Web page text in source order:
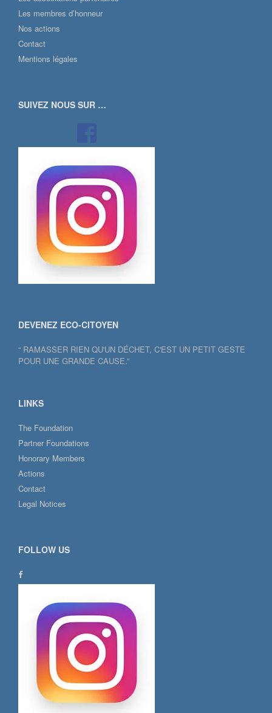
Les membres d’honneur
Nos actions
Contact
Mentions légales
SUIVEZ NOUS SUR …
DEVENEZ ECO-CITOYEN
“ RAMASSER RIEN QU'UN DÉCHET, C'EST UN PETIT GESTE
POUR UNE GRANDE CAUSE.”
LINKS
The Foundation
Partner Foundations
Honorary Members
Actions
Contact
Legal Notices
FOLLOW US